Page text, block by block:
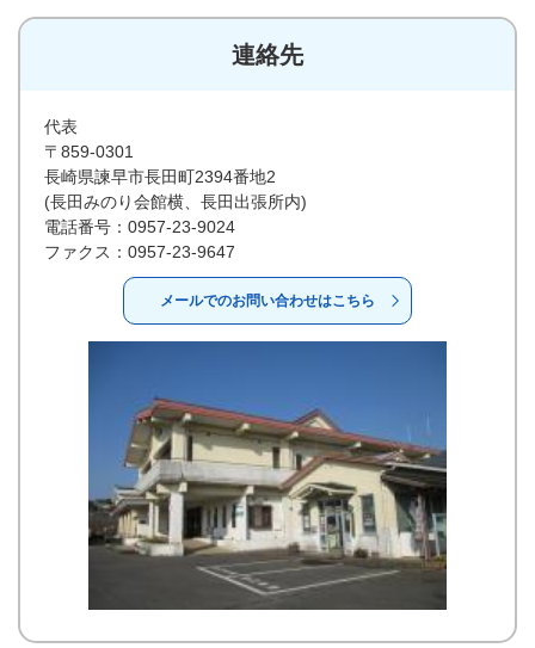
連絡先
代表
〒859-0301
長崎県諫早市長田町2394番地2
(長田みのり会館横、長田出張所内)
電話番号：0957-23-9024
ファクス：0957-23-9647
メールでのお問い合わせはこちら